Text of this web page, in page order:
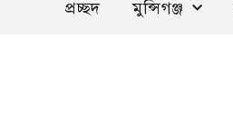
প্রচ্ছদ মুন্সিগঞ্জ